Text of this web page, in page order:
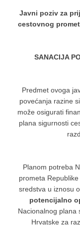
Javni poziv za
cestovnog
SANACIJA
Predmet ovoga
povećanja razine
može osigurati
plana sigurnosti
Planom potreba
prometa
sredstva u iznosu
potencijalno
Nacionalnog plana
Hrvatske za